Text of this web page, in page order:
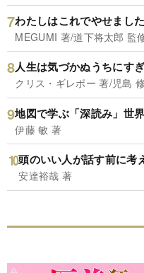
わたしはこれでやせました
MEGUMI 著/道下将太郎 監
人生は気づかぬうちにすぎ
クリス・ギレボー 著/児島
地図で学ぶ「深読み」世
伊藤 敏 著
頭のいい人が話す前に考
安達裕哉 著